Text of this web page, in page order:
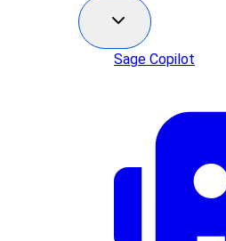
Sage Copilot